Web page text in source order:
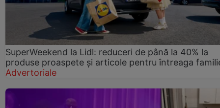
SuperWeekend la Lidl: reduceri de până la 40% la
produse proaspete și articole pentru întreaga
Advertoriale